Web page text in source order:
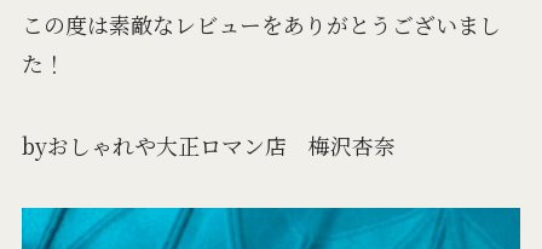
この度は素敵なレビューをありがとうございまし
た！
byおしゃれや大正ロマン店 梅沢杏奈